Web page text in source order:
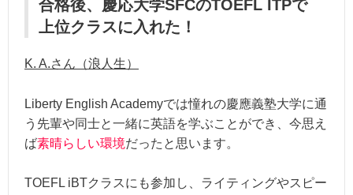
合格後、慶応大学SFCのTOEFL ITPで
上位クラスに入れた！
K. A.さん（浪人生）
Liberty English Academyでは憧れの慶應義塾大学に通
う先輩や同士と一緒に英語を学ぶことができ、今思え
ば素晴らしい環境だったと思います。
TOEFL iBTクラスにも参加し、ライティングやスピー